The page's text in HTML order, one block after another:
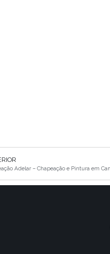
Adelar – Chapeação e Pintura em